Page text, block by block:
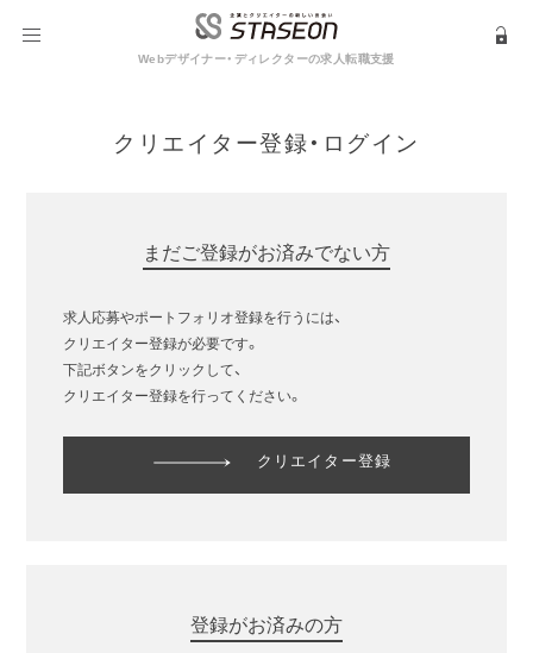
Webデザイナー・ディレクターの求人転職支援
クリエイター登録・ログイン
まだご登録がお済みでない方
求人応募やポートフォリオ登録を行うには、
クリエイター登録が必要です。
下記ボタンをクリックして、
クリエイター登録を行ってください。
クリエイター登録
登録がお済みの方